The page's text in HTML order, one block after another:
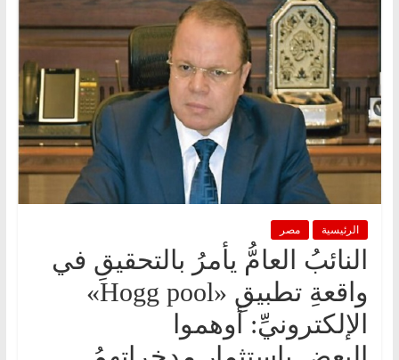
الرئيسية مصر
النائبُ العامُّ يأمرُ بالتحقيقِ في
واقعةِ تطبيقِ «Hogg pool»
الإلكترونيِّ: أوهموا